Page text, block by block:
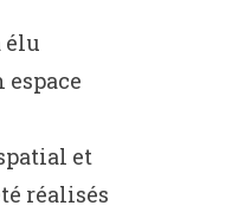
élu
et
réalisés